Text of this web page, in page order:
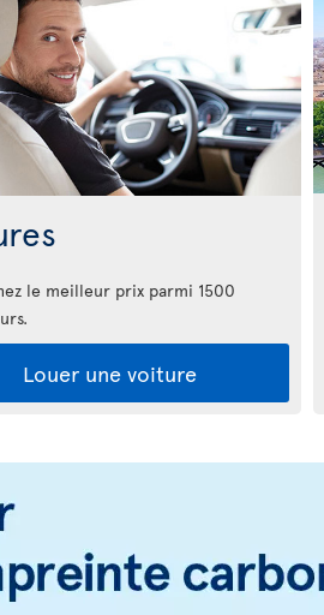
le meilleur prix parmi 1500
Louer une voiture